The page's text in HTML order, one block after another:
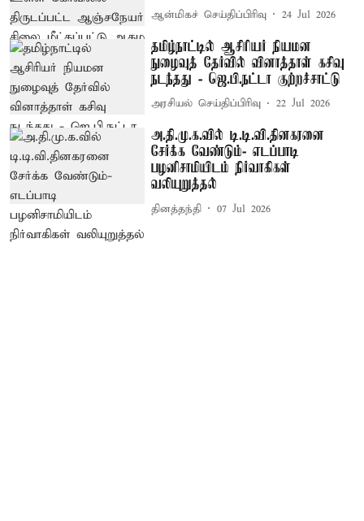
ஆன்மிகச் செய்திப்பிரிவு 24 Jul 2026
தமிழ்நாட்டில் ஆசிரியர் நியமன
நுழைவுத் தேர்வில் வினாத்தாள் கசிவு
நடந்தது - ஜெ.பி.நட்டா குற்றச்சாட்டு
அரசியல் செய்திப்பிரிவு 22 Jul 2026
அ.தி.மு.க.வில் டி.டி.வி.தினகரனை
சேர்க்க வேண்டும்- எடப்பாடி
பழனிசாமியிடம் நிர்வாகிகள்
வலியுறுத்தல்
தினத்தந்தி 07 Jul 2026